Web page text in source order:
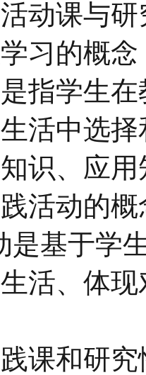
动课与
习的概念
指学生
活中选
识、应
活动的概
是基于学
活、体
践课和研